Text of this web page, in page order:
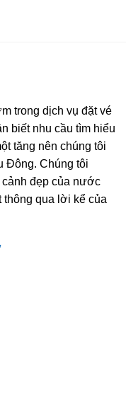
trong dịch vụ đặt vé
biết nhu cầu tìm hiểu
tăng nên chúng tôi
Đông. Chúng tôi
đẹp của nước
thông qua lời kể của